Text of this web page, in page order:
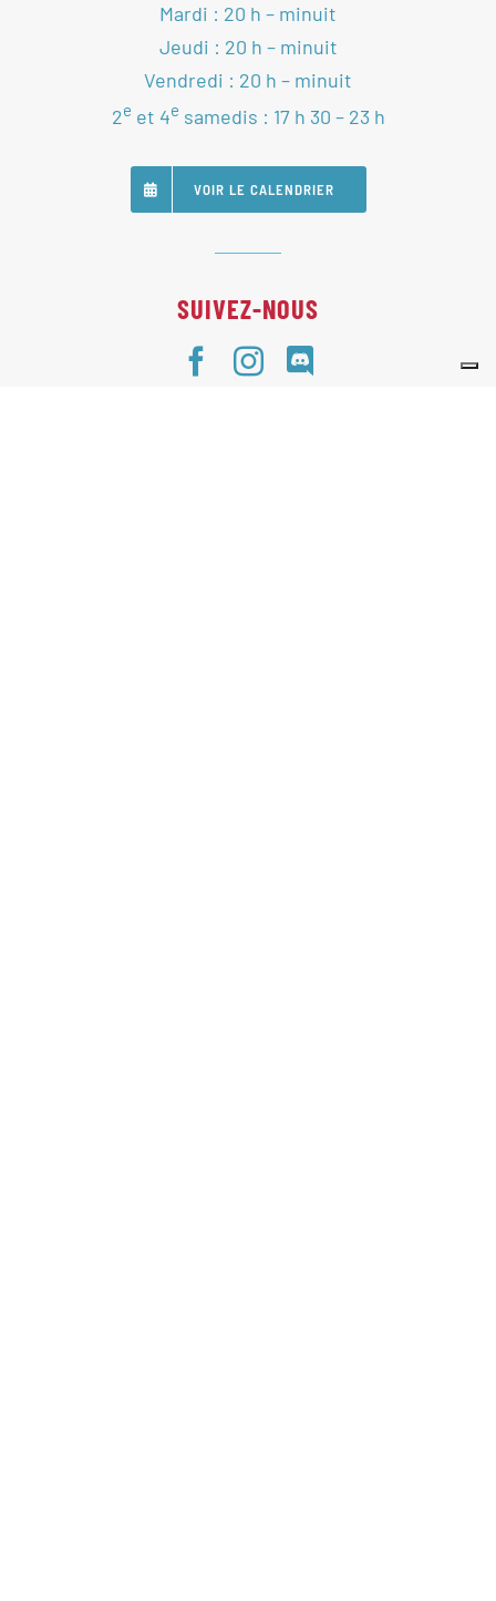
Mardi : 20 h – minuit
Jeudi : 20 h – minuit
Vendredi : 20 h – minuit
2e et 4e samedis : 17 h 30 – 23 h
VOIR LE CALENDRIER
SUIVEZ-NOUS